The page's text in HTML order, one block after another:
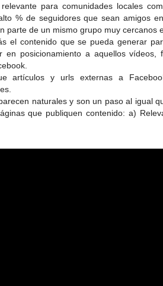
para comunidades locales
% de seguidores que sean amigos
parte de un mismo grupo muy cercanos
el contenido que se pueda generar
en posicionamiento a aquellos
artículos y urls externas a
naturales y son un paso al igual
que publiquen contenido: a)